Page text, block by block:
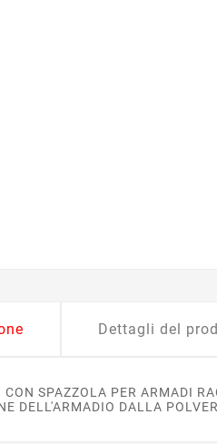
Dettagli del
CON SPAZZOLA PER ARMADI
DELL'ARMADIO DALLA